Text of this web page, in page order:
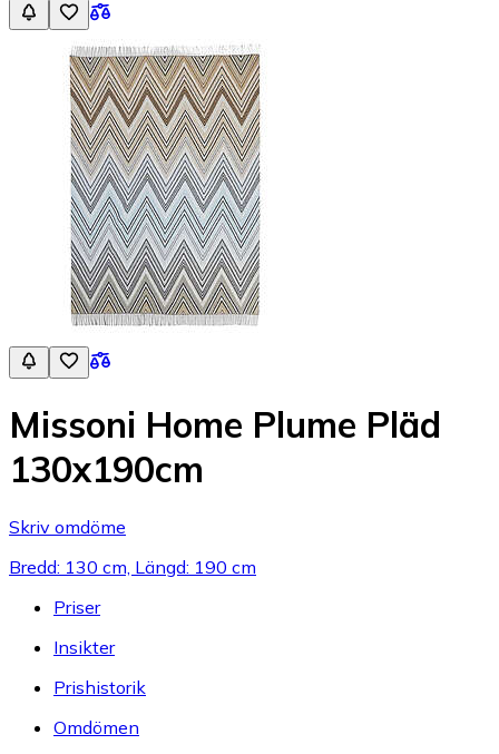
Missoni Home Plume Pläd
130x190cm
Skriv omdöme
Bredd: 130 cm, Längd: 190 cm
Priser
Insikter
Prishistorik
Omdömen